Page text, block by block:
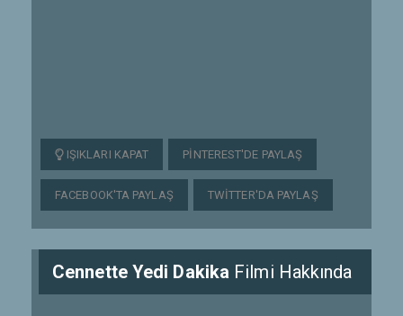
IŞIKLARI KAPAT PINTEREST'DE PAYLAŞ
FACEBOOK'TA PAYLAŞ TWITTER'DA PAYLAŞ
Cennette Yedi Dakika Filmi Hakkında